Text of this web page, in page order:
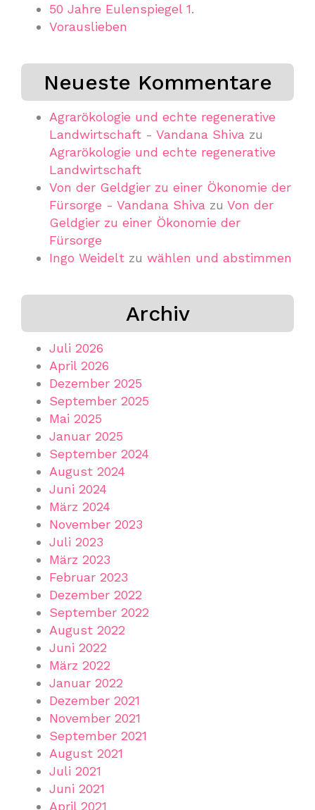
50 Jahre Eulenspiegel 1.
Vorauslieben
Neueste Kommentare
Agrarökologie und echte regenerative
Landwirtschaft - Vandana Shiva zu
Agrarökologie und echte regenerative
Landwirtschaft
Von der Geldgier zu einer Ökonomie der
Fürsorge - Vandana Shiva zu Von der
Geldgier zu einer Ökonomie der
Fürsorge
Ingo Weidelt zu wählen und abstimmen
Archiv
Juli 2026
April 2026
Dezember 2025
September 2025
Mai 2025
Januar 2025
September 2024
August 2024
Juni 2024
März 2024
November 2023
Juli 2023
März 2023
Februar 2023
Dezember 2022
September 2022
August 2022
Juni 2022
März 2022
Januar 2022
Dezember 2021
November 2021
September 2021
August 2021
Juli 2021
Juni 2021
April 2021